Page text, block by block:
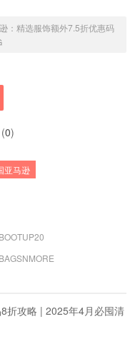
：精选服饰额外7.5折优惠码
(0)
亚马逊
折攻略 | 2025年4月必囤清